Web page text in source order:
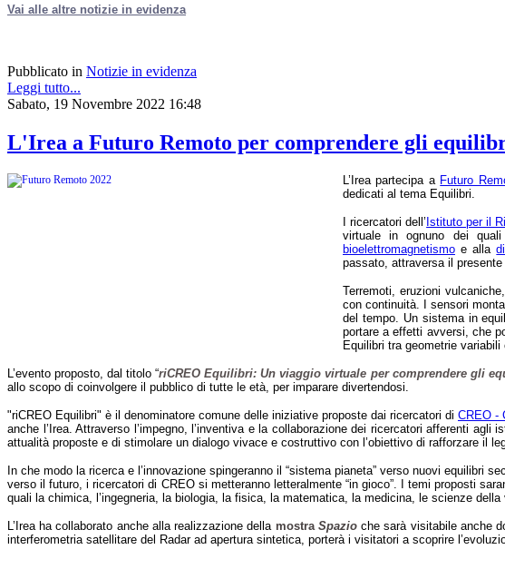
Vai alle altre notizie in evidenza
Pubblicato in Notizie in evidenza
Leggi tutto...
Sabato, 19 Novembre 2022 16:48
L'Irea a Futuro Remoto per comprendere gli
L’Irea partecipa a Futuro
dedicati al tema Equilibri.
I ricercatori dell’ Istituto per il
virtuale in ognuno dei
bioelettromagnetismo e alla
passato, attraversa il presente
Terremoti, eruzioni
con continuità. I sensori
del tempo. Un sistema in
portare a effetti avversi, che
Equilibri tra geometrie
L’evento proposto, dal titolo “riCREO Equilibri: Un viaggio virtuale per comprendere gli
allo scopo di coinvolgere il pubblico di tutte le età, per imparare divertendosi.
"riCREO Equilibri" è il denominatore comune delle iniziative proposte dai ricercatori di CREO -
anche l’Irea. Attraverso l’impegno, l’inventiva e la collaborazione dei ricercatori afferenti
attualità proposte e di stimolare un dialogo vivace e costruttivo con l’obiettivo di rafforzare il
In che modo la ricerca e l’innovazione spingeranno il “sistema pianeta” verso nuovi
verso il futuro, i ricercatori di CREO si metteranno letteralmente “in gioco”. I temi proposti
quali la chimica, l’ingegneria, la biologia, la fisica, la matematica, la medicina, le scienze
L’Irea ha collaborato anche alla realizzazione della mostra Spazio che sarà visitabile anche
interferometria satellitare del Radar ad apertura sintetica, porterà i visitatori a scoprire